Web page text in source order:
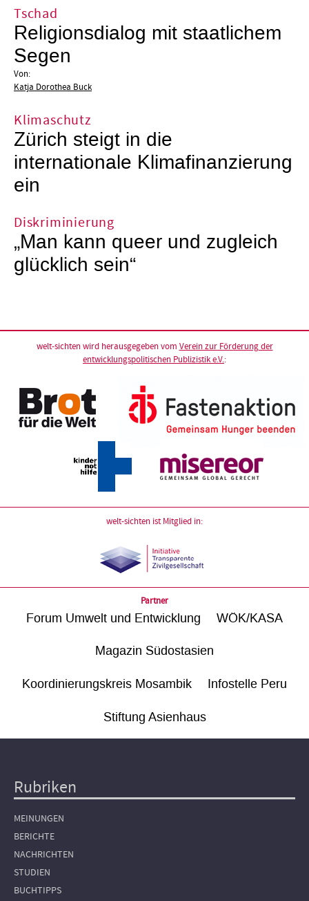
Tschad
Religionsdialog mit staatlichem
Segen
Von:
Katja Dorothea Buck
Klimaschutz
Zürich steigt in die
internationale Klimafinanzierung
ein
Diskriminierung
„Man kann queer und zugleich
glücklich sein“
welt-sichten wird herausgegeben vom Verein zur Förderung der
entwicklungspolitischen Publizistik e.V.:
welt-sichten ist Mitglied in:
Partner
Forum Umwelt und Entwicklung WÖK/KASA
Magazin Südostasien
Koordinierungskreis Mosambik Infostelle Peru
Stiftung Asienhaus
Hauptnavigation
Rubriken
MEINUNGEN
BERICHTE
NACHRICHTEN
STUDIEN
BUCHTIPPS